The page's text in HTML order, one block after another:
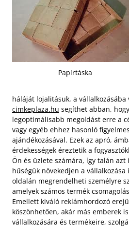
Papírtáska
háláját lojalitásuk, a
cimkeplaza.hu segíthet abban,
legoptimálisabb megoldást erre a
vagy egyéb ehhez hasonló
ajándékozásával. Ezek az apró,
érdekességek éreztetik a
Ön és üzlete számára, így talán azt
hűségük növekedjen a vállalkozása
oldalán megrendelheti személyre
amelyek számos termék
Emellett kiváló reklámhordozó
köszönhetően, akár más emberek
vállalkozására és termékeire,